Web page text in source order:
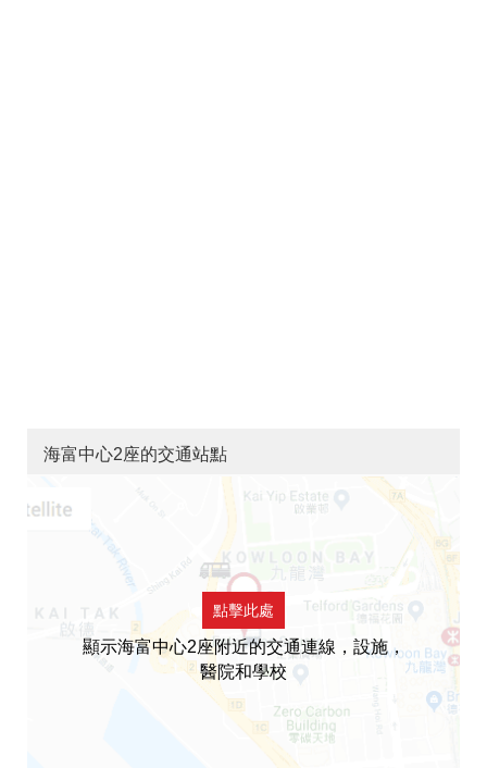
海富中心2座的交通站點
點擊此處
顯示海富中心2座附近的交通連線，設施，
醫院和學校